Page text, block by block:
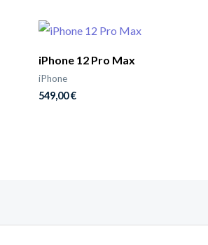
iPhone 12 Pro Max
iPhone
549,00€